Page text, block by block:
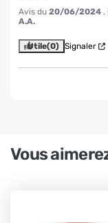
Avis du 20/06/2024 ,
A.A.
Utile(0) Signaler
Vous